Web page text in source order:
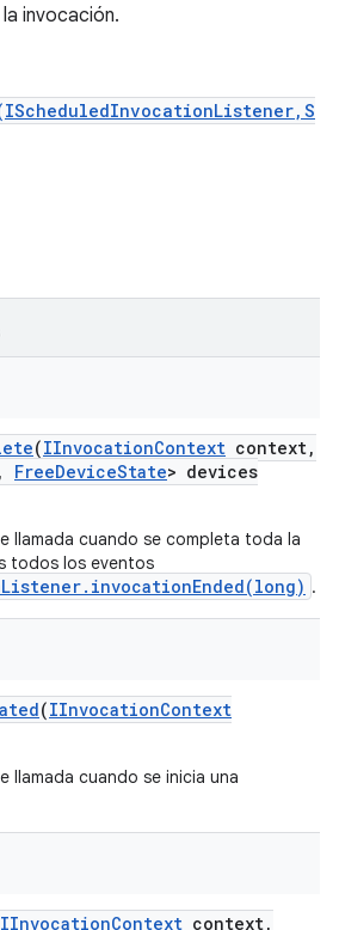
invocación.
(IInvocationContext context,
, FreeDeviceState> devices
llamada cuando se completa toda la
todos los eventos
.
(IInvocationContext
llamada cuando se inicia una
IInvocationContext context,